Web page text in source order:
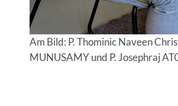
Am Bild: P. Thominic Naveen
MUNUSAMY und P. Josephraj